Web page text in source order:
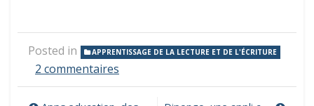
Posted in APPRENTISSAGE DE LA LECTURE ET DE L'ÉCRITURE
2 commentaires